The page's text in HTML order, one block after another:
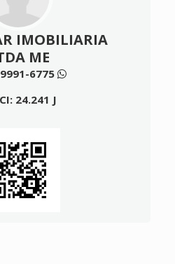
IMOBILIARIA
ME
6775
24.241 J